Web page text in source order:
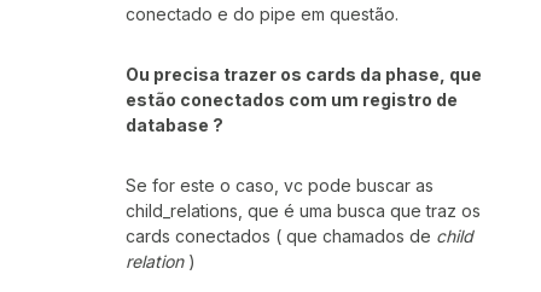
conectado e do pipe em questão.
Ou precisa trazer os cards da phase, que
estão conectados com um registro de
database ?
Se for este o caso, vc pode buscar as
child_relations, que é uma busca que traz os
cards conectados ( que chamados de child
relation)